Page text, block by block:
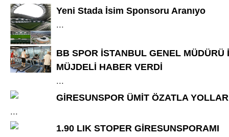
Yeni Stada İsim Sponsoru Aranıyo
...
BB SPOR İSTANBUL GENEL MÜDÜRÜ
MÜJDELİ HABER VERDİ
...
GİRESUNSPOR ÜMİT ÖZATLA
...
1.90 LIK STOPER GİRESUNSPORAMI